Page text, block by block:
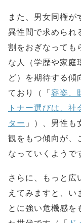
また、男女同権が
異性間で求められ
割をおぎなっても
な人（学歴や家庭
ど）を期待する傾
ており（「 容姿、
トナー選びは、
ター 」）、男性
観をもつ傾向が、
なっていくようで
さらに、もっと広
えてみますと、い
とに強い危機感を